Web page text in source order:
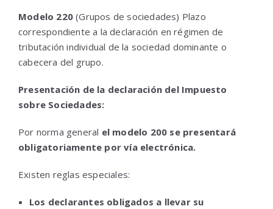
Modelo 220 (Grupos de sociedades) Plazo
correspondiente a la declaración en régimen de
tributación individual de la sociedad dominante o
cabecera del grupo.
Presentación de la declaración del Impuesto
sobre Sociedades:
Por norma general el modelo 200 se presentará
obligatoriamente por vía electrónica.
Existen reglas especiales:
Los declarantes obligados a llevar su